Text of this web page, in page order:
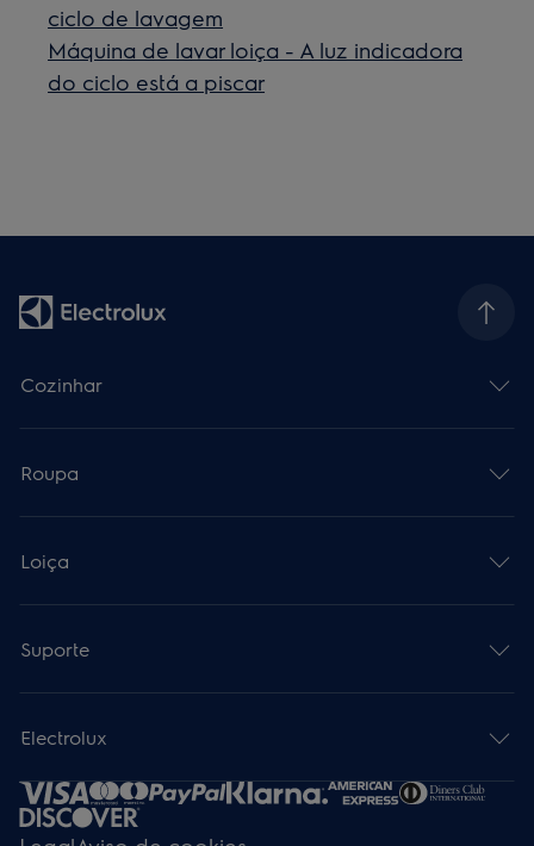
ciclo de lavagem
Máquina de lavar loiça - A luz indicadora
do ciclo está a piscar
Cozinhar
Roupa
Loiça
Suporte
Electrolux